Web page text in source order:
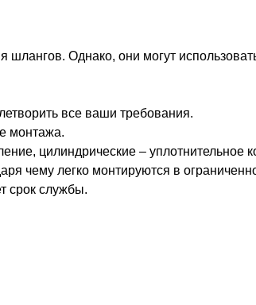
Однако, они могут
все ваши требования.
монтажа.
цилиндрические – уплотнительное
чему легко монтируются в
срок службы.